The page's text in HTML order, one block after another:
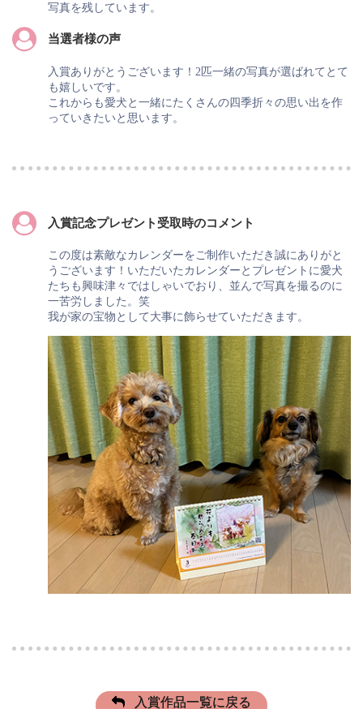
写真を残しています。
当選者様の声
入賞ありがとうございます！2匹一緒の写真が選ばれてとて
も嬉しいです。
これからも愛犬と一緒にたくさんの四季折々の思い出を作
っていきたいと思います。
入賞記念プレゼント受取時のコメント
この度は素敵なカレンダーをご制作いただき誠にありがと
うございます！いただいたカレンダーとプレゼントに愛犬
たちも興味津々ではしゃいでおり、並んで写真を撮るのに
一苦労しました。笑
我が家の宝物として大事に飾らせていただきます。
入賞作品一覧に戻る